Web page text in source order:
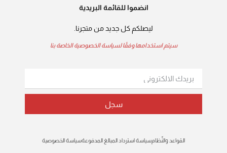
انضموا للقائمة البريدية
ليصلكم كل جديد من متجرنا.
سيتم استخدامها وفقًا لسياسة الخصوصية الخاصة بنا
سجل
القواعد والنِّظامسياسة استرداد المبالغ المدفوعةسياسة الخصوصية